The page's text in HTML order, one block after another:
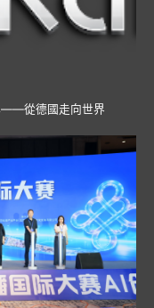
——從德國走向世界